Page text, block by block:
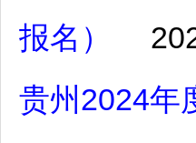
报名）
贵州2024年